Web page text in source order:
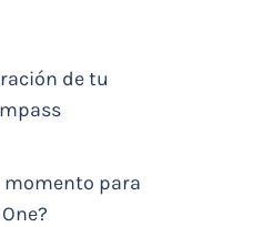
de tu
momento para